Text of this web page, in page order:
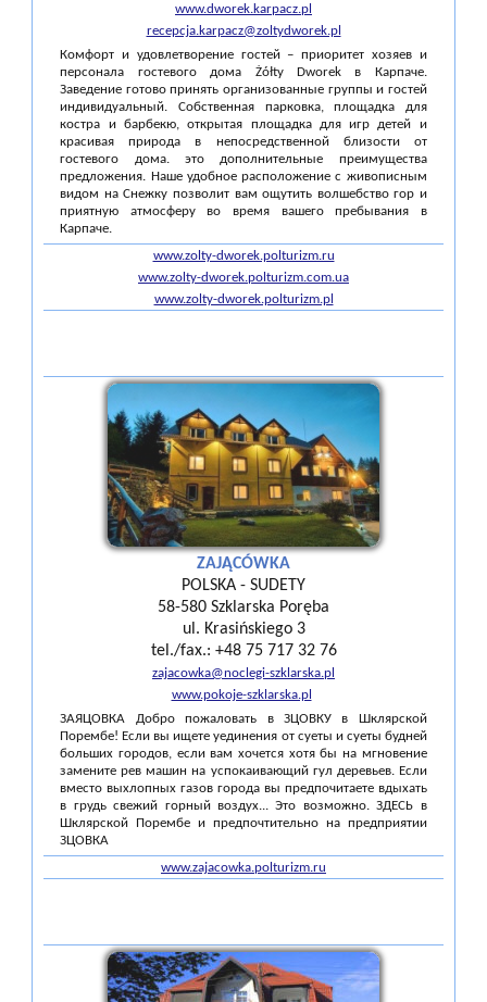
www.dworek.karpacz.pl
recepcja.karpacz@zoltydworek.pl
Комфорт и удовлетворение гостей – приоритет хозяев и
персонала гостевого дома Żółty Dworek в Карпаче.
Заведение готово принять организованные группы и гостей
индивидуальный. Собственная парковка, площадка для
костра и барбекю, открытая площадка для игр детей и
красивая природа в непосредственной близости от
гостевого дома. это дополнительные преимущества
предложения. Наше удобное расположение с живописным
видом на Снежку позволит вам ощутить волшебство гор и
приятную атмосферу во время вашего пребывания в
Карпаче.
www.zolty-dworek.polturizm.ru
www.zolty-dworek.polturizm.com.ua
www.zolty-dworek.polturizm.pl
ZAJĄCÓWKA
POLSKA - SUDETY
58-580 Szklarska Poręba
ul. Krasińskiego 3
tel./fax.: +48 75 717 32 76
zajacowka@noclegi-szklarska.pl
www.pokoje-szklarska.pl
ЗАЯЦОВКА Добро пожаловать в ЗЦОВКУ в Шклярской
Порембе! Если вы ищете уединения от суеты и суеты будней
больших городов, если вам хочется хотя бы на мгновение
замените рев машин на успокаивающий гул деревьев. Если
вместо выхлопных газов города вы предпочитаете вдыхать
в грудь свежий горный воздух... Это возможно. ЗДЕСЬ в
Шклярской Порембе и предпочтительно на предприятии
ЗЦОВКА
www.zajacowka.polturizm.ru